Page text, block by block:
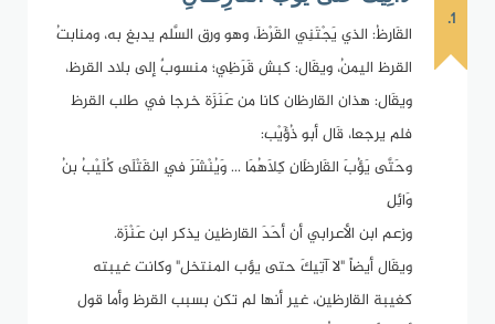
1.
القَارِظُ: الذي يَجْتَنِي القَرْظَ، وهو ورق السَّلم يدبغ به، ومنابتُ
القرظ اليمنُ، ويقَال: كبش قَرَظِي؛ منسوبٌ إلى بلاد القرظ،
ويقَال: هذان القارظان كانا من عَنَزَة خرجا في طلب القرظ
فلم يرجعا، قَال أبو ذُؤَيْب:
وحَتَّى يَؤُبَ القَارِظَانِ كِلاَهُمَا ... وَيُنْشَرَ فِي القَتْلَى كُلَيْبُ بنُ
وَائِلِ
وزعم ابن الأعرابي أن أحَدَ القارظين يذكر ابن عَنْزَة.
ويقَال أيضاً "لا آتِيكَ حتى يؤب المنتخل" وكانت غيبته
كغيبة القارظين، غير أنها لم تكن بسبب القرظ وأما قول